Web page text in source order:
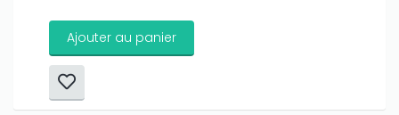
Ajouter au panier